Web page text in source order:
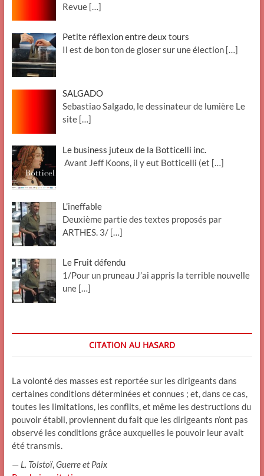
Revue […]
Petite réflexion entre deux tours
Il est de bon ton de gloser sur une élection […]
SALGADO
Sebastiao Salgado, le dessinateur de lumière Le
site […]
Le business juteux de la Botticelli inc.
Avant Jeff Koons, il y eut Botticelli (et […]
L’ineffable
Deuxième partie des textes proposés par
ARTHES. 3/ […]
Le Fruit défendu
1/Pour un pruneau J’ai appris la terrible nouvelle
une […]
CITATION AU HASARD
La volonté des masses est reportée sur les dirigeants dans
certaines conditions déterminées et connues ; et, dans ce cas,
toutes les limitations, les conflits, et même les destructions du
pouvoir établi, proviennent du fait que les dirigeants n’ont pas
observé les conditions grâce auxquelles le pouvoir leur avait
été transmis.
— L. Tolstoï,Guerre et Paix